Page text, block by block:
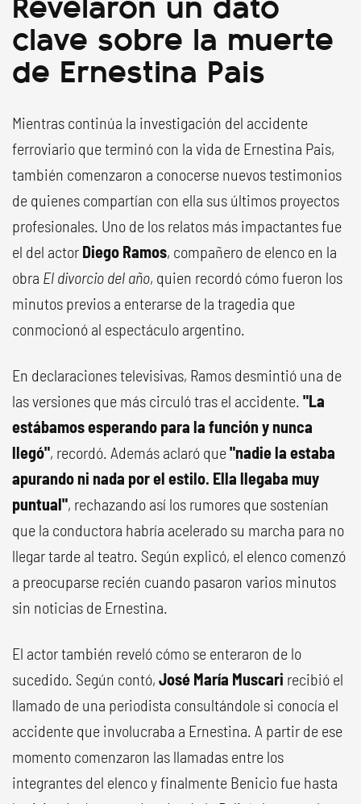
clave sobre la muerte
de Ernestina Pais
Mientras continúa la investigación del accidente
ferroviario que terminó con la vida de Ernestina Pais,
también comenzaron a conocerse nuevos testimonios
de quienes compartían con ella sus últimos proyectos
profesionales. Uno de los relatos más impactantes fue
el del actor Diego Ramos, compañero de elenco en la
obra El divorcio del año, quien recordó cómo fueron los
minutos previos a enterarse de la tragedia que
conmocionó al espectáculo argentino.
En declaraciones televisivas, Ramos desmintió una de
las versiones que más circuló tras el accidente. "La
estábamos esperando para la función y nunca
llegó", recordó. Además aclaró que"nadie la estaba
apurando ni nada por el estilo. Ella llegaba muy
puntual", rechazando así los rumores que sostenían
que la conductora habría acelerado su marcha para no
llegar tarde al teatro. Según explicó, el elenco comenzó
a preocuparse recién cuando pasaron varios minutos
sin noticias de Ernestina.
El actor también reveló cómo se enteraron de lo
sucedido. Según contó, José María Muscari recibió el
llamado de una periodista consultándole si conocía el
accidente que involucraba a Ernestina. A partir de ese
momento comenzaron las llamadas entre los
integrantes del elenco y finalmente Benicio fue hasta